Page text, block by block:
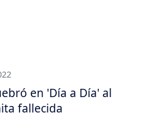
en 'Día a Día' al
fallecida